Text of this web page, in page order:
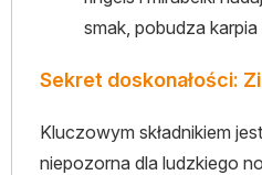
smak, pobudza karpia
Sekret doskonałości:
Kluczowym składnikiem jest
niepozorna dla ludzkiego